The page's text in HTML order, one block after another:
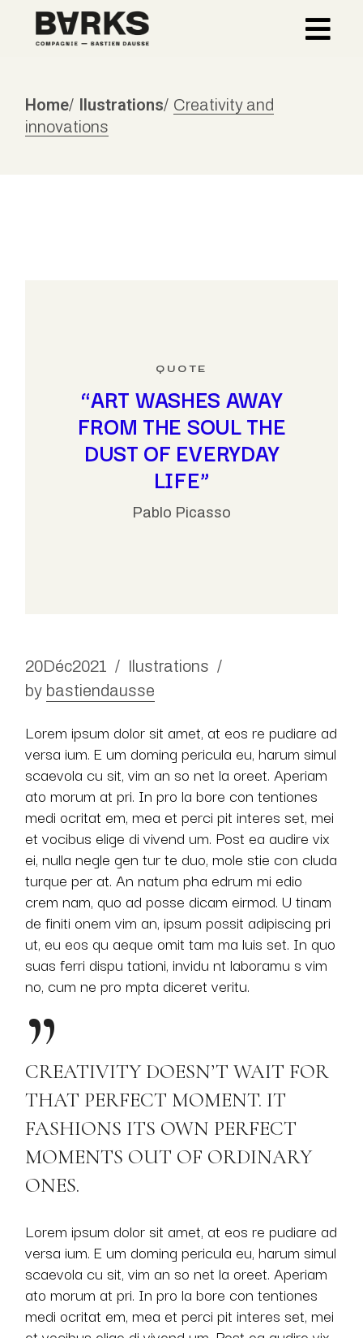
Home Ilustrations Creativity and
innovations
“ART WASHES AWAY
FROM THE SOUL THE
DUST OF EVERYDAY
LIFE”
Pablo Picasso
20Déc2021
Ilustrations
by bastiendausse
Lorem ipsum dolor sit amet, at eos re pudiare ad
versa ium. E um doming pericula eu, harum simul
scaevola cu sit, vim an so net la oreet. Aperiam
ato morum at pri. In pro la bore con tentiones
medi ocritat em, mea et perci pit interes set, mei
et vocibus elige di vivend um. Post ea audire vix
ei, nulla negle gen tur te duo, mole stie con cluda
turque per at. An natum pha edrum mi edio
crem nam, quo ad posse dicam eirmod. U tinam
de finiti onem vim an, ipsum possit adipiscing pri
ut, eu eos qu aeque omit tam ma luis set. In quo
suas ferri dispu tationi, invidu nt laboramu s vim
no, cum ne pro mpta diceret veritu.
CREATIVITY DOESN’T WAIT FOR
THAT PERFECT MOMENT. IT
FASHIONS ITS OWN PERFECT
MOMENTS OUT OF ORDINARY
ONES.
Lorem ipsum dolor sit amet, at eos re pudiare ad
versa ium. E um doming pericula eu, harum simul
scaevola cu sit, vim an so net la oreet. Aperiam
ato morum at pri. In pro la bore con tentiones
medi ocritat em, mea et perci pit interes set, mei